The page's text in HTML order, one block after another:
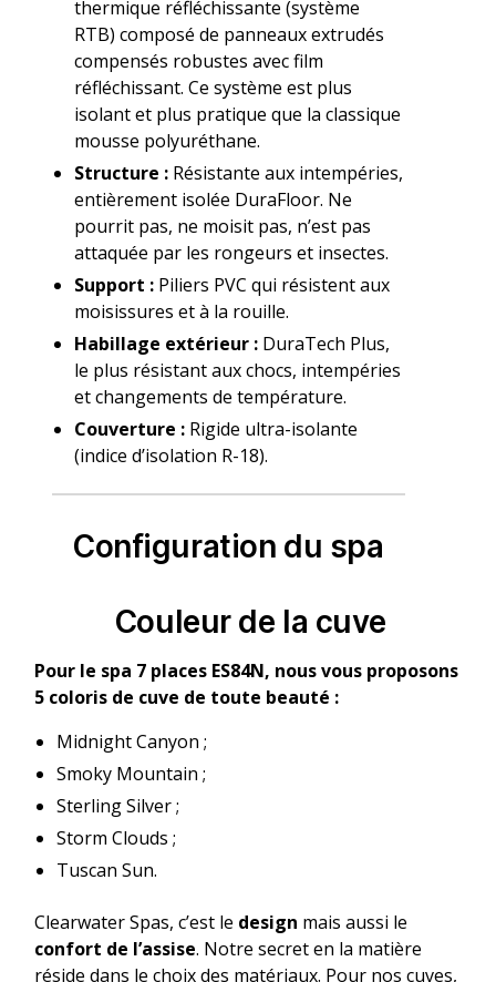
thermique réfléchissante (système
RTB) composé de panneaux extrudés
compensés robustes avec film
réfléchissant. Ce système est plus
isolant et plus pratique que la classique
mousse polyuréthane.
Structure :Résistante aux intempéries,
entièrement isolée DuraFloor. Ne
pourrit pas, ne moisit pas, n’est pas
attaquée par les rongeurs et insectes.
Support :Piliers PVC qui résistent aux
moisissures et à la rouille.
Habillage extérieur :DuraTech Plus,
le plus résistant aux chocs, intempéries
et changements de température.
Couverture :Rigide ultra-isolante
(indice d’isolation R-18).
Configuration du spa
Couleur de la cuve
Pour le spa 7 places ES84N, nous vous proposons
5 coloris de cuve de toute beauté :
Midnight Canyon ;
Smoky Mountain ;
Sterling Silver ;
Storm Clouds ;
Tuscan Sun.
Clearwater Spas, c’est le design mais aussi le
confort de l’assise. Notre secret en la matière
réside dans le choix des matériaux. Pour nos cuves,